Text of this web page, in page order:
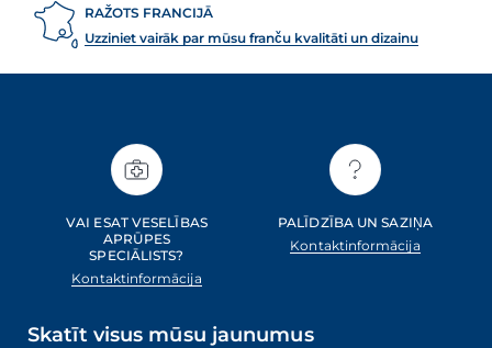
RAŽOTS FRANCIJĀ
Uzziniet vairāk par mūsu franču kvalitāti un dizainu
VAI ESAT VESELĪBAS
APRŪPES
SPECIĀLISTS?
Kontaktinformācija
PALĪDZĪBA UN SAZIŅA
Kontaktinformācija
Skatīt visus mūsu jaunumus